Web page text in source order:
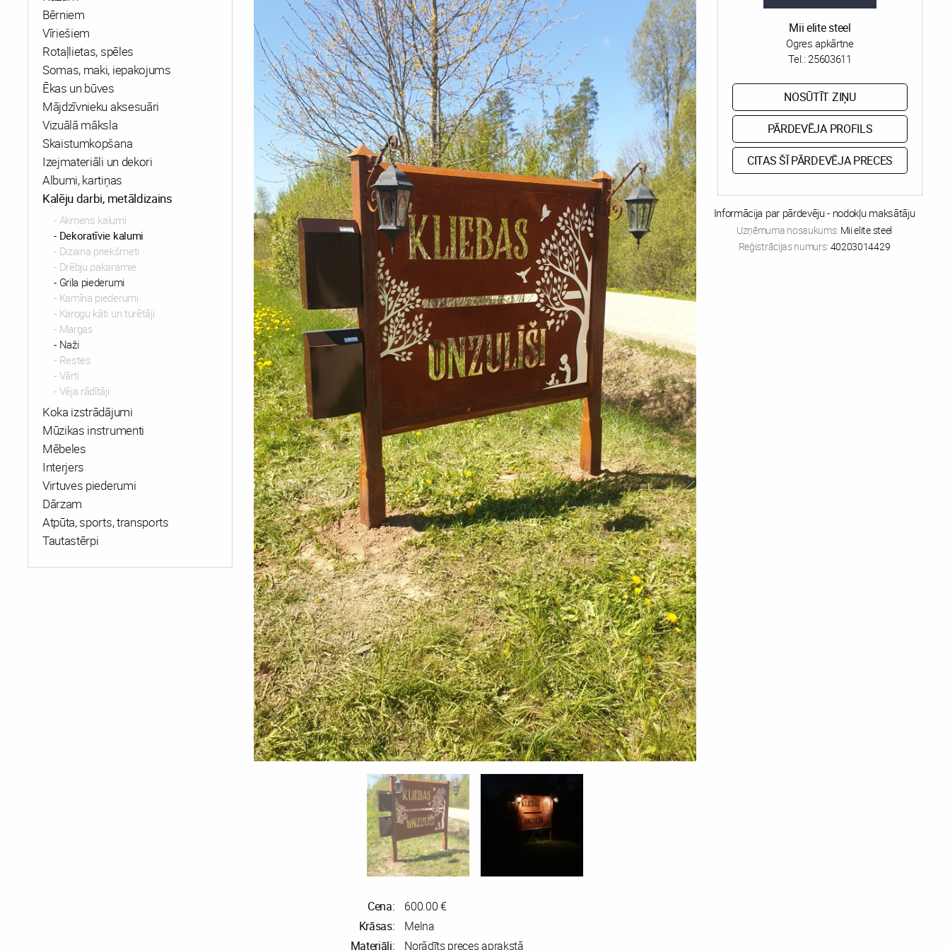
Bērniem
Vīriešiem
Rotaļlietas, spēles
Somas, maki, iepakojums
Ēkas un būves
Mājdzīvnieku aksesuāri
Vizuālā māksla
Skaistumkopšana
Izejmateriāli un dekori
Albumi, kartiņas
Kalēju darbi, metāldizains
Akmens kalumi
Dekoratīvie kalumi
Dizaina priekšmeti
Drēbju pakaramie
Grila piederumi
Kamīna piederumi
Karogu kāti un turētāji
Margas
Naži
Restes
Vārti
Vēja rādītāji
Koka izstrādājumi
Mūzikas instrumenti
Mēbeles
Interjers
Virtuves piederumi
Dārzam
Atpūta, sports, transports
Tautastērpi
Cena:
600.00 €
Krāsas:
Melna
Materiāli:
Norādīts preces aprakstā
Mii elite steel
Ogres apkārtne
Tel.:25603611
NOSŪTĪT ZIŅU
PĀRDEVĒJA PROFILS
CITAS ŠĪ PĀRDEVĒJA PRECES
Informācija par pārdevēju - nodokļu maksātāju
Uzņēmuma nosaukums: Mii elite steel
Reģistrācijas numurs: 40203014429